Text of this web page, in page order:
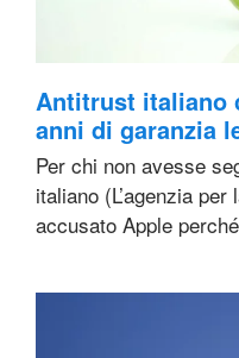
Antitrust italiano
anni di garanzia
Per chi non avesse
italiano (L’agenzia
accusato Apple